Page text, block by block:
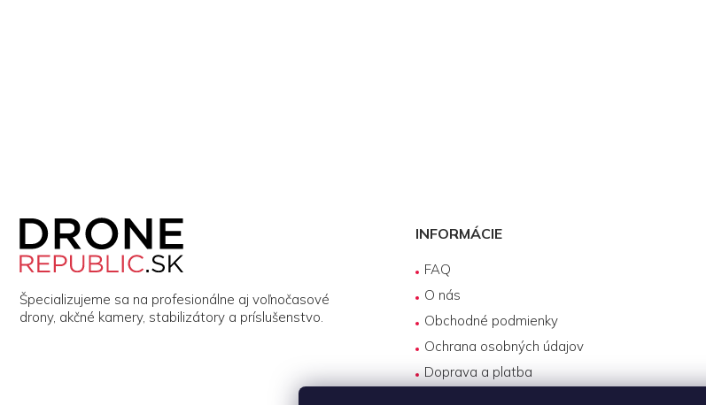
Špecializujeme sa na profesionálne aj voľnočasové
drony, akčné kamery, stabilizátory a príslušenstvo.
INFORMÁCIE
FAQ
O nás
Obchodné podmienky
Ochrana osobných údajov
Doprava a platba